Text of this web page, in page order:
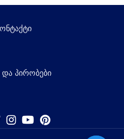
და პირობები